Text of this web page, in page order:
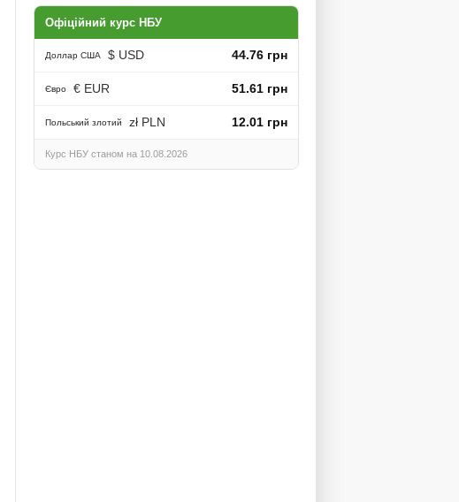
Офіційний курс НБУ
Доллар США $ USD 44.76 грн
Євро € EUR 51.61 грн
Польський злотий zł PLN 12.01 грн
Курс НБУ станом на 10.08.2026